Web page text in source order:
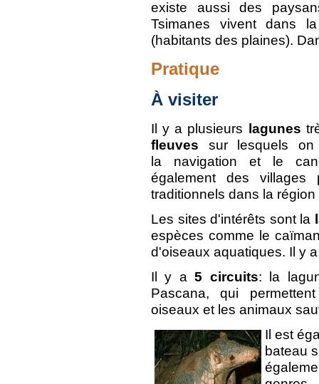
existe aussi des
Tsimanes vivent dans
(habitants des plaines).
Pratique
À visiter
Il y a plusieurs lagunes
fleuves sur lesquels on
la navigation et le
également des villages
traditionnels dans la
Les sites d'intérêts sont la
espèces comme le
d'oiseaux aquatiques. Il y
Il y a5 circuits: la
Pascana, qui
oiseaux et les animaux
Il est
bateau